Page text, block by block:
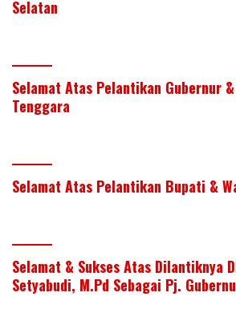
Selatan
Selamat Atas Pelantikan Gubernur
Tenggara
Selamat Atas Pelantikan Bupati &
Selamat & Sukses Atas Dilantiknya
Setyabudi, M.Pd Sebagai Pj.